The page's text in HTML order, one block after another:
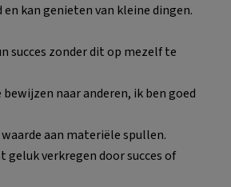
en kan genieten van kleine dingen.
succes zonder dit op mezelf te
naar anderen, ik ben goed
aan materiële spullen.
geluk verkregen door succes of